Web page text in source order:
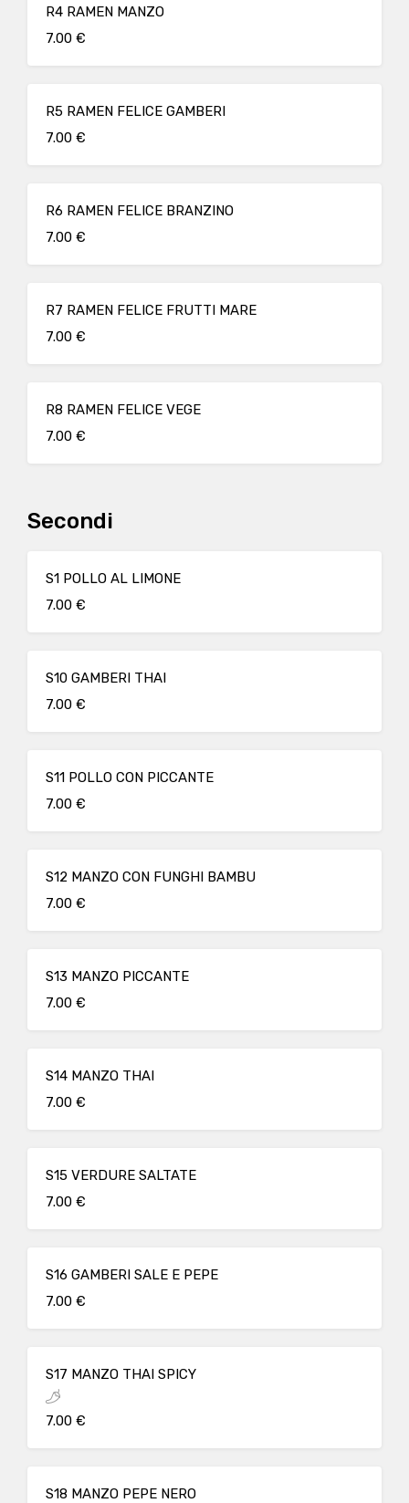
R4 RAMEN MANZO
7.00 €
R5 RAMEN FELICE GAMBERI
7.00 €
R6 RAMEN FELICE BRANZINO
7.00 €
R7 RAMEN FELICE FRUTTI MARE
7.00 €
R8 RAMEN FELICE VEGE
7.00 €
Secondi
S1 POLLO AL LIMONE
7.00 €
S10 GAMBERI THAI
7.00 €
S11 POLLO CON PICCANTE
7.00 €
S12 MANZO CON FUNGHI BAMBU
7.00 €
S13 MANZO PICCANTE
7.00 €
S14 MANZO THAI
7.00 €
S15 VERDURE SALTATE
7.00 €
S16 GAMBERI SALE E PEPE
7.00 €
S17 MANZO THAI SPICY
7.00 €
S18 MANZO PEPE NERO